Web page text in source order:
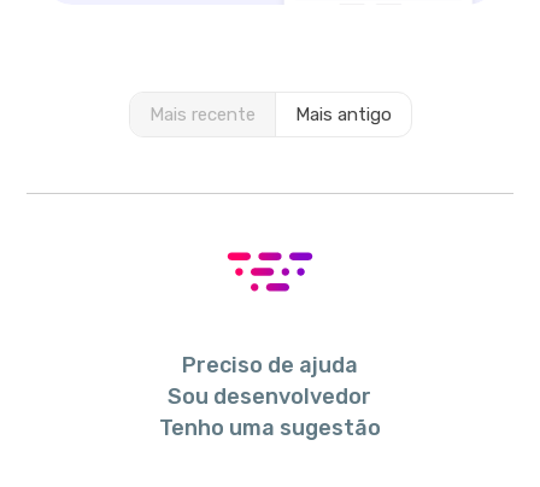
Mais recente Mais antigo
Preciso de ajuda
Sou desenvolvedor
Tenho uma sugestão